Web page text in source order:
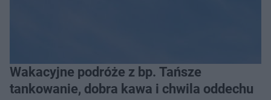
Wakacyjne podróże z bp. Tańsze
tankowanie, dobra kawa i chwila oddechu